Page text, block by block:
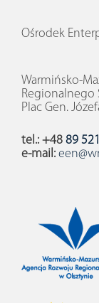
Ośrodek
Warmińsko-
Regionalnego
Plac Gen.
tel.: +48 89
e-mail: